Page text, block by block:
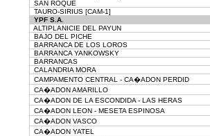
SAN ROQUE
TAURO-SIRIUS [CAM-1]
YPF S.A.
ALTIPLANICIE DEL PAYUN
BAJO DEL PICHE
BARRANCA DE LOS LOROS
BARRANCA YANKOWSKY
BARRANCAS
CALANDRIA MORA
CAMPAMENTO CENTRAL - CA�ADON PERDID
CA�ADON AMARILLO
CA�ADON DE LA ESCONDIDA - LAS HERAS
CA�ADON LEON - MESETA ESPINOSA
CA�ADON VASCO
CA�ADON YATEL